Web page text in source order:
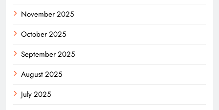
November 2025
October 2025
September 2025
August 2025
July 2025